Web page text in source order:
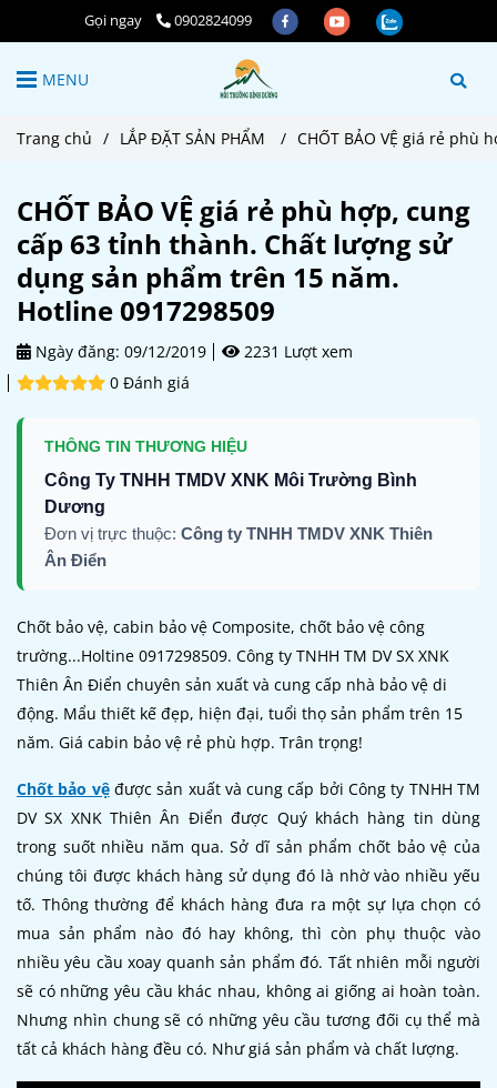
Gọi ngay 0902824099
MENU
Trang chủ / LẮP ĐẶT SẢN PHẨM / CHỐT BẢO VỆ giá rẻ
CHỐT BẢO VỆ giá rẻ phù hợp, cung
cấp 63 tỉnh thành. Chất lượng sử
dụng sản phẩm trên 15 năm.
Hotline 0917298509
Ngày đăng: 09/12/2019
2231 Lượt xem
0 Đánh giá
THÔNG TIN THƯƠNG HIỆU
Công Ty TNHH TMDV XNK Môi Trường Bình
Dương
Đơn vị trực thuộc: Công ty TNHH TMDV XNK Thiên
Ân Điển
Chốt bảo vệ, cabin bảo vệ Composite, chốt bảo vệ công
trường...Holtine 0917298509. Công ty TNHH TM DV SX XNK
Thiên Ân Điển chuyên sản xuất và cung cấp nhà bảo vệ di
động. Mẩu thiết kế đẹp, hiện đại, tuổi thọ sản phẩm trên 15
năm. Giá cabin bảo vệ rẻ phù hợp. Trân trọng!
Chốt bảo vệđược sản xuất và cung cấp bởi Công ty TNHH TM
DV SX XNK Thiên Ân Điển được Quý khách hàng tin dùng
trong suốt nhiều năm qua. Sở dĩ sản phẩm chốt bảo vệ của
chúng tôi được khách hàng sử dụng đó là nhờ vào nhiều yếu
tố. Thông thường để khách hàng đưa ra một sự lựa chọn có
mua sản phẩm nào đó hay không, thì còn phụ thuộc vào
nhiều yêu cầu xoay quanh sản phẩm đó. Tất nhiên mỗi người
sẽ có những yêu cầu khác nhau, không ai giống ai hoàn toàn.
Nhưng nhìn chung sẽ có những yêu cầu tương đối cụ thể mà
tất cả khách hàng đều có. Như giá sản phẩm và chất lượng.